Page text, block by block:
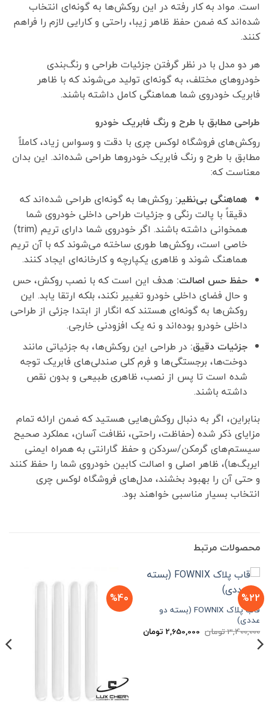
است. مواد به کار رفته در این روکش‌ها به گونه‌ای انتخاب
شده‌اند که ضمن حفظ ظاهر زیبا، راحتی و کارایی لازم را فراهم
کنند.
هر دو مدل با در نظر گرفتن جزئیات طراحی و رنگ‌بندی
خودروهای مختلف، به گونه‌ای تولید می‌شوند که با ظاهر
فابریک خودروی شما هماهنگی کامل داشته باشند.
طراحی مطابق با طرح و رنگ فابریک خودرو
روکش‌های فروشگاه لوکس چری با دقت و وسواس زیاد، کاملاً
مطابق با طرح و رنگ فابریک خودروها طراحی شده‌اند. این بدان
معناست که:
هماهنگی بی‌نظیر: روکش‌ها به گونه‌ای طراحی شده‌اند که
دقیقاً با پالت رنگی و جزئیات طراحی داخلی خودروی شما
همخوانی داشته باشند. اگر خودروی شما دارای تریم (trim)
خاصی است، روکش‌ها طوری ساخته می‌شوند که با آن تریم
هماهنگ شوند و ظاهری یکپارچه و کارخانه‌ای ایجاد کنند.
حفظ حس اصالت: هدف این است که با نصب روکش، حس
و حال فضای داخلی خودرو تغییر نکند، بلکه ارتقا یابد. این
روکش‌ها به گونه‌ای هستند که انگار از ابتدا جزئی از طراحی
داخلی خودرو بوده‌اند و نه یک افزودنی خارجی.
جزئیات دقیق: در طراحی این روکش‌ها، به جزئیاتی مانند
دوخت‌ها، برجستگی‌ها و فرم کلی صندلی‌های فابریک توجه
شده است تا پس از نصب، ظاهری طبیعی و بدون نقص
داشته باشند.
بنابراین، اگر به دنبال روکش‌هایی هستید که ضمن ارائه تمام
مزایای ذکر شده (حفاظت، راحتی، نظافت آسان، عملکرد صحیح
سیستم‌های گرمکن/سردکن و حفظ گارانتی به همراه ایمنی
ایربگ‌ها)، ظاهر اصلی و اصالت کابین خودروی شما را حفظ کنند
و حتی آن را بهبود بخشند، مدل‌های فروشگاه لوکس چری
انتخاب بسیار مناسبی خواهند بود.
محصولات مرتبط
%22
قاب پلاک FOWNIX (بسته دو
عددی)
3,400,000تومان قیمت
اصلی
2,650,000 تومانقیمت
فعلی
%40